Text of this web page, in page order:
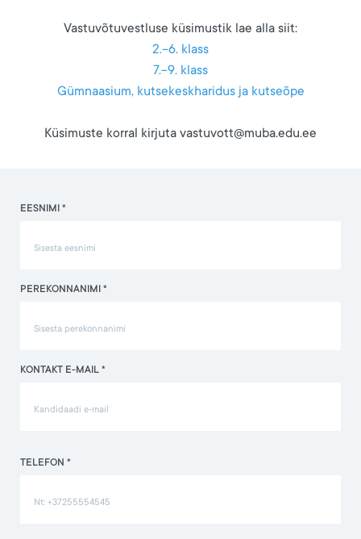
Vastuvõtuvestluse küsimustik lae alla siit:
2.-6. klass
7.-9. klass
Gümnaasium, kutsekeskharidus ja kutseõpe
Küsimuste korral kirjuta vastuvott@muba.edu.ee
EESNIMI *
PEREKONNANIMI *
KONTAKT E-MAIL *
TELEFON *